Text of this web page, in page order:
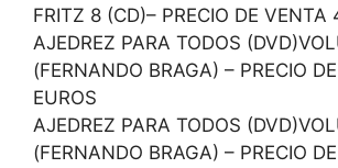
FRITZ 8 (CD)– PRECIO DE VENTA
AJEDREZ PARA TODOS
(FERNANDO BRAGA) – PRECIO
EUROS
AJEDREZ PARA TODOS
(FERNANDO BRAGA) – PRECIO